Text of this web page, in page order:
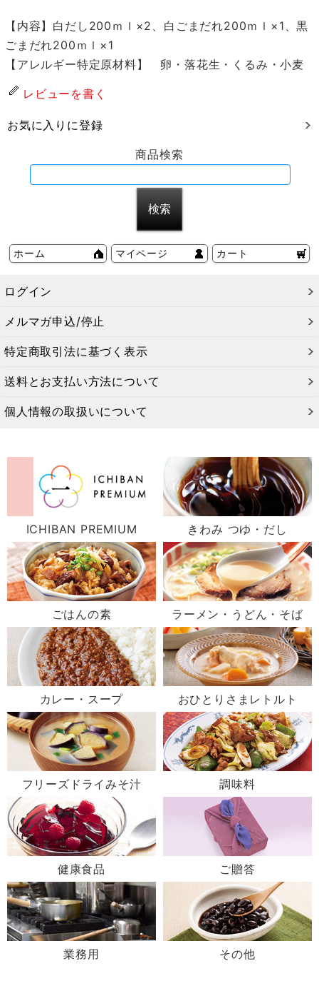
【内容】白だし200ｍｌ×2、白ごまだれ200ｍｌ×1、黒
ごまだれ200ｍｌ×1
【アレルギー特定原材料】 卵・落花生・くるみ・小麦
レビューを書く
お気に入りに登録
商品検索
ホーム マイページ カート
ログイン
メルマガ申込/停止
特定商取引法に基づく表示
送料とお支払い方法について
個人情報の取扱いについて
ICHIBAN PREMIUM きわみ つゆ・だし
ごはんの素 ラーメン・うどん・そば
カレー・スープ おひとりさまレトルト
フリーズドライみそ汁 調味料
健康食品 ご贈答
業務用 その他